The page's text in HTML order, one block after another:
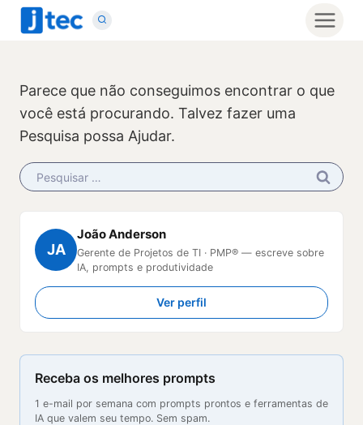
Pular
para
Parece que não conseguimos encontrar o que
você está procurando. Talvez fazer uma
Pesquisa possa Ajudar.
Pesquisar
por:
JA
João Anderson
Gerente de Projetos de TI · PMP® — escreve sobre
IA, prompts e produtividade
Ver perfil
Receba os melhores prompts
1 e-mail por semana com prompts prontos e ferramentas de
IA que valem seu tempo. Sem spam.